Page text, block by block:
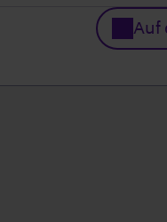
Auf